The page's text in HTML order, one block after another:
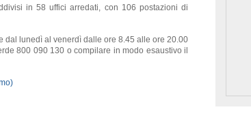
in 58 uffici arredati, con 106 postazioni di
dal lunedì al venerdì dalle ore 8.45 alle ore 20.00
800 090 130 o compilare in modo esaustivo il